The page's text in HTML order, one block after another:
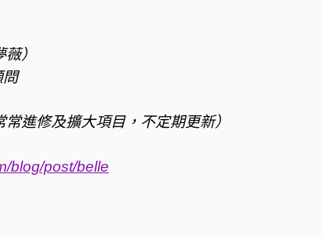
）
問
進修及擴大項目，不定期更新）
blog/post/belle